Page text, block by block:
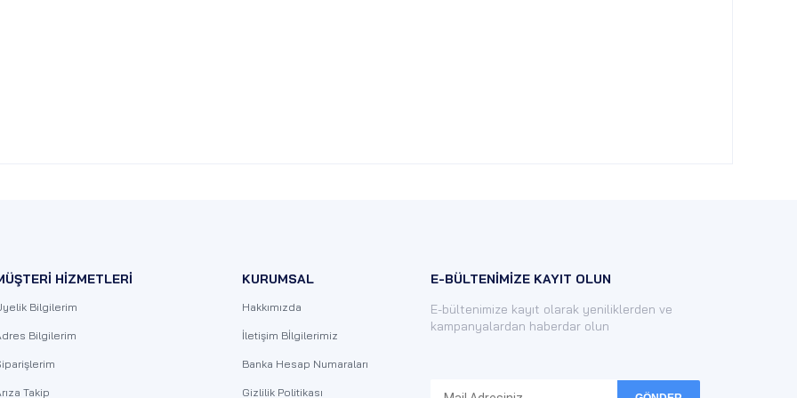
HİZMETLERİ
Bilgilerim
Bilgilerim
Takip
KURUMSAL
Hakkımızda
İletişim Bİlgilerimiz
Banka Hesap Numaraları
Gizlilik Politikası
E-BÜLTENİMİZE KAYIT OLUN
E-bültenimize kayıt olarak yeniliklerden ve
kampanyalardan haberdar olun